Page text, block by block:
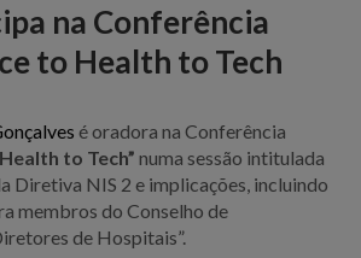
na Conferência
to Health to Tech
é oradora na Conferência
to Tech” numa sessão intitulada
Diretiva NIS 2 e implicações, incluindo
membros do Conselho de
de Hospitais”.